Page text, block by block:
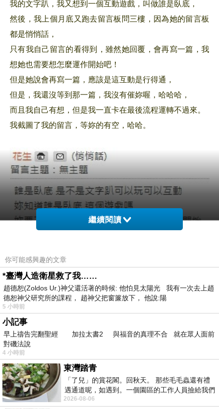
我的文字趴，我又想到一個互動遊戲，叫做誰是臥底，
然後，我上個月底又跑去留言板問三樓，因為她的留言板
都是悄悄話，
只有我自己留言的看得到，雖然她回覆，會再寫一篇，我
想她也需要想怎麼運作開始吧！
但是她說會再寫一篇，應該是這互動是行得通，
但是，我還沒等到那一篇，我沒有催妳喔，哈哈哈，
而且我自己有想，但是我一直卡在最後流程運轉不過來。
我截圖了我的留言，等妳的有空，哈哈。
繼續閱讀
你可能感興趣的文章
*臺灣人造衛星救了我……
趙德恕(Zoldos Ur.)神父還活著的時候: 他怕見太陽光 我有一次去上趙
德恕神父研究所的課程， 趙神父把窗簾放下， 他說:陽
5 小時前
小記事
早上禱告完翻聖經 加拉太書2 與福音的真理不合 就在眾人面前
對磯法說
4 小時前
東灣踏青
「了兒」的賞花閣。回秋天。 那些毛毛蟲還有禮
遇通道呢，如遇到。一個園區的工作人員撿給我們
細賞。
2026-08-06